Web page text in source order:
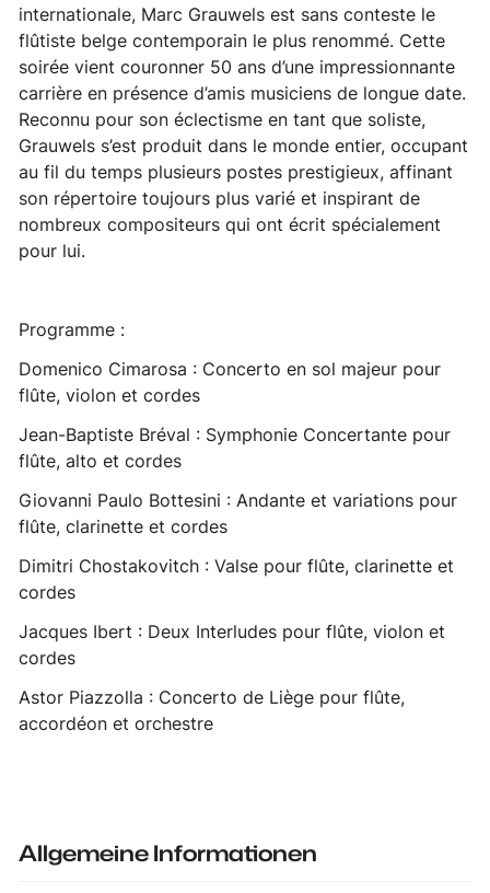
internationale, Marc Grauwels est sans conteste le
flûtiste belge contemporain le plus renommé. Cette
soirée vient couronner 50 ans d’une impressionnante
carrière en présence d’amis musiciens de longue date.
Reconnu pour son éclectisme en tant que soliste,
Grauwels s’est produit dans le monde entier, occupant
au fil du temps plusieurs postes prestigieux, affinant
son répertoire toujours plus varié et inspirant de
nombreux compositeurs qui ont écrit spécialement
pour lui.
Programme :
Domenico Cimarosa : Concerto en sol majeur pour
flûte, violon et cordes
Jean-Baptiste Bréval : Symphonie Concertante pour
flûte, alto et cordes
Giovanni Paulo Bottesini : Andante et variations pour
flûte, clarinette et cordes
Dimitri Chostakovitch : Valse pour flûte, clarinette et
cordes
Jacques Ibert : Deux Interludes pour flûte, violon et
cordes
Astor Piazzolla : Concerto de Liège pour flûte,
accordéon et orchestre
Allgemeine Informationen